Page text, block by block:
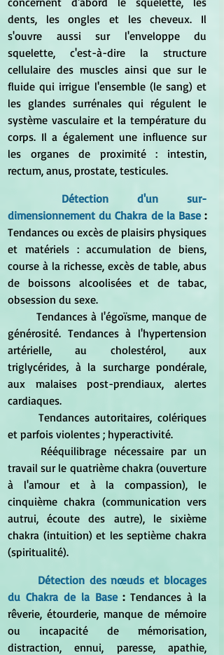
dents, les ongles et les cheveux. Il
s'ouvre aussi sur l'enveloppe du
squelette, c'est-à-dire la structure
cellulaire des muscles ainsi que sur le
fluide qui irrigue l'ensemble (le sang) et
les glandes surrénales qui régulent le
système vasculaire et la température du
corps. Il a également une influence sur
les organes de proximité : intestin,
rectum, anus, prostate, testicules.
Détection d'un sur-
dimensionnement du Chakra de la Base :
Tendances ou excès de plaisirs physiques
et matériels : accumulation de biens,
course à la richesse, excès de table, abus
de boissons alcoolisées et de tabac,
obsession du sexe.
	Tendances à l'égoïsme, manque de
générosité. Tendances à l'hypertension
artérielle, au cholestérol, aux
triglycérides, à la surcharge pondérale,
aux malaises post-prendiaux, alertes
cardiaques.
et parfois violentes ; hyperactivité.
travail sur le quatrième chakra (ouverture
à l'amour et à la compassion), le
cinquième chakra (communication vers
autrui, écoute des autre), le sixième
chakra (intuition) et les septième chakra
(spiritualité).
Détection des nœuds et blocages
du Chakra de la Base : Tendances à la
rêverie, étourderie, manque de mémoire
ou incapacité de mémorisation,
distraction, ennui, paresse, apathie,